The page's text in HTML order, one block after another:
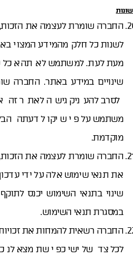
שונות
החברה שומרת לעצמה את הזכות,
לשנות כל חלק מהמידע המצוי
מעת לעת. למשתמש לא תהא כל
שינויים במידע באתר. החברה
לסרב להעניק גישה לאתר זה
משתמש על פי שיקול דעתה
מוקדמת.
החברה שומרת לעצמה את הזכות,
את תנאי שימוש אלה על ידי
שינוי בתנאי השימוש יכנס
במסגרת תנאי השימוש.
החברה רשאית להמחות את
לכל צד שלישי כפי שתמצא